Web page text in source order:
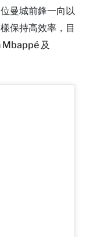
曼城前鋒一向以
保持高效率，目
Mbappé 及